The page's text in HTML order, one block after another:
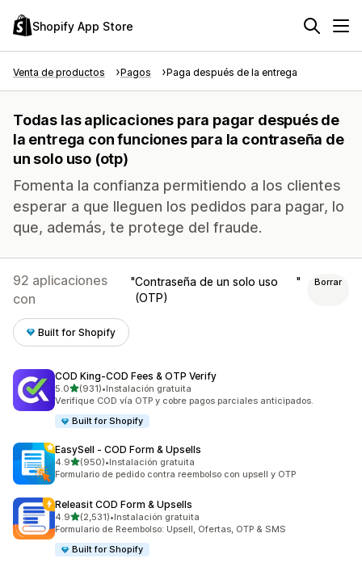
Shopify App Store
Venta de productos Pagos Paga después de la entrega
Todas las aplicaciones para pagar después de
la entrega con funciones para la contraseña de
un solo uso (otp)
Fomenta la confianza permitiendo a los clientes
esperar a que lleguen los pedidos para pagar, lo
que, además, te protege del fraude.
92 aplicaciones
con
Contraseña de un solo uso
(OTP)
Borrar
Built for Shopify
COD King‑COD Fees & OTP Verify
5.0de 5 estrellas
(931)
931 reseñas en total
•Instalación gratuita
Verifique COD vía OTP y cobre pagos parciales anticipados.
Built for Shopify
EasySell ‑ COD Form & Upsells
4.9de 5 estrellas
(950)
950 reseñas en total
•Instalación gratuita
Formulario de pedido contra reembolso con upsell y OTP
Releasit COD Form & Upsells
4.9de 5 estrellas
(2,531)
2531 reseñas en total
•Instalación gratuita
Formulario de Reembolso: Upsell, Ofertas, OTP & SMS
Built for Shopify